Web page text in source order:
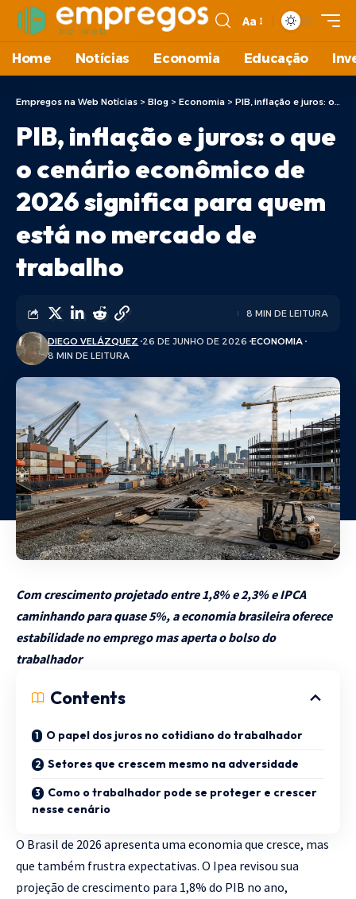
Aa
Home Notícias Economia Educação
Empregos na Web Notícias > Blog > Economia > PIB, inflação e juros: o que o cenário econômico de 2026 significa para quem está no mercado de trabalho
PIB, inflação e juros: o que
o cenário econômico de
2026 significa para quem
está no mercado de
trabalho
DIEGO VELÁZQUEZ 26 DE JUNHO DE 2026 ECONOMIA
8 MIN DE LEITURA
8 MIN DE LEITURA
Com crescimento projetado entre 1,8% e 2,3% e IPCA
caminhando para quase 5%, a economia brasileira oferece
estabilidade no emprego mas aperta o bolso do
trabalhador
Contents
O papel dos juros no cotidiano do trabalhador
Setores que crescem mesmo na adversidade
Como o trabalhador pode se proteger e crescer
nesse cenário
O Brasil de 2026 apresenta uma economia que cresce, mas
que também frustra expectativas. O Ipea revisou sua
projeção de crescimento para 1,8% do PIB no ano,